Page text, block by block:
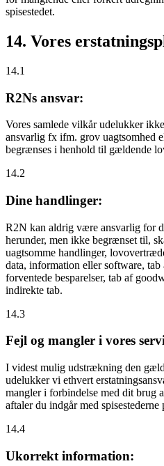
spisestedet.
14. Vores
14.1
R2Ns ansvar:
Vores samlede vilkår udelukker
ansvarlig fx ifm. grov uagtsomhed
begrænses i henhold til gældende
14.2
Dine handlinger:
R2N kan aldrig være ansvarlig for
herunder, men ikke begrænset til,
uagtsomme handlinger,
data, information eller software,
forventede besparelser, tab af
indirekte tab.
14.3
Fejl og mangler i vores
I videst mulig udstrækning den
udelukker vi ethvert
mangler i forbindelse med dit brug
aftaler du indgår med spisestederne
14.4
Ukorrekt information: